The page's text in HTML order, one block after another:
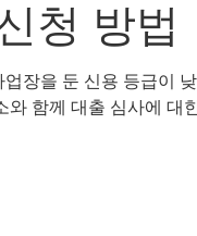
청 방법
장을 둔 신용 등급이
함께 대출 심사에